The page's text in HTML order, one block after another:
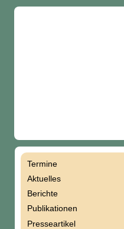
Termine
Aktuelles
Berichte
Publikationen
Presseartikel